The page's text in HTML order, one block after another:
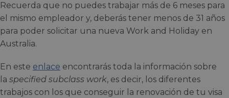
Recuerda que no puedes trabajar más de 6 meses para
el mismo empleador y, deberás tener menos de 31 años
para poder solicitar una nueva Work and Holiday en
Australia.
En este enlace encontrarás toda la información sobre
la specified subclass work, es decir, los diferentes
trabajos con los que conseguir la renovación de tu visa